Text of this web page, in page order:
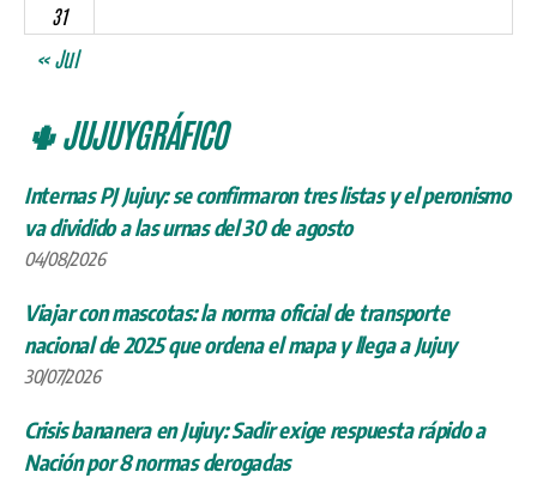
31
« Jul
🌵 JUJUYGRÁFICO
Internas PJ Jujuy: se confirmaron tres listas y el peronismo
va dividido a las urnas del 30 de agosto
04/08/2026
Viajar con mascotas: la norma oficial de transporte
nacional de 2025 que ordena el mapa y llega a Jujuy
30/07/2026
Crisis bananera en Jujuy: Sadir exige respuesta rápido a
Nación por 8 normas derogadas